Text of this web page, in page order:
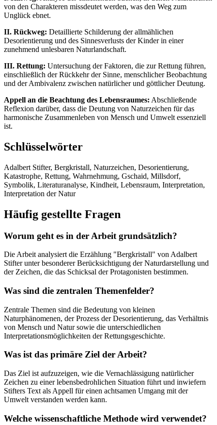
von den Charakteren missdeutet werden, was den Weg zum
Unglück ebnet.
II. Rückweg: Detaillierte Schilderung der allmählichen
Desorientierung und des Sinnesverlusts der Kinder in einer
zunehmend unlesbaren Naturlandschaft.
III. Rettung: Untersuchung der Faktoren, die zur Rettung führen,
einschließlich der Rückkehr der Sinne, menschlicher Beobachtung
und der Ambivalenz zwischen natürlicher und göttlicher Deutung.
Appell an die Beachtung des Lebensraumes: Abschließende
Reflexion darüber, dass die Deutung von Naturzeichen für das
harmonische Zusammenleben von Mensch und Umwelt essenziell
ist.
Schlüsselwörter
Adalbert Stifter, Bergkristall, Naturzeichen, Desorientierung,
Katastrophe, Rettung, Wahrnehmung, Gschaid, Millsdorf,
Symbolik, Literaturanalyse, Kindheit, Lebensraum, Interpretation,
Interpretation der Natur
Häufig gestellte Fragen
Worum geht es in der Arbeit grundsätzlich?
Die Arbeit analysiert die Erzählung "Bergkristall" von Adalbert
Stifter unter besonderer Berücksichtigung der Naturdarstellung und
der Zeichen, die das Schicksal der Protagonisten bestimmen.
Was sind die zentralen Themenfelder?
Zentrale Themen sind die Bedeutung von kleinen
Naturphänomenen, der Prozess der Desorientierung, das Verhältnis
von Mensch und Natur sowie die unterschiedlichen
Interpretationsmöglichkeiten der Rettungsgeschichte.
Was ist das primäre Ziel der Arbeit?
Das Ziel ist aufzuzeigen, wie die Vernachlässigung natürlicher
Zeichen zu einer lebensbedrohlichen Situation führt und inwiefern
Stifters Text als Appell für einen achtsamen Umgang mit der
Umwelt verstanden werden kann.
Welche wissenschaftliche Methode wird verwendet?